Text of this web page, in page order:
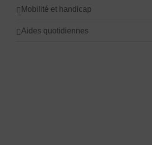
Mobilité et handicap
Aides quotidiennes